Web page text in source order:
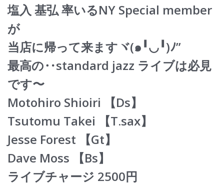
塩入 基弘 率いるNY Special member
が
当店に帰って来ますヾ(๑╹◡╹)ﾉ”
最高の‥standard jazz ライブは必見
です〜
Motohiro Shioiri 【Ds】
Tsutomu Takei 【T.sax】
Jesse Forest 【Gt】
Dave Moss 【Bs】
ライブチャージ 2500円